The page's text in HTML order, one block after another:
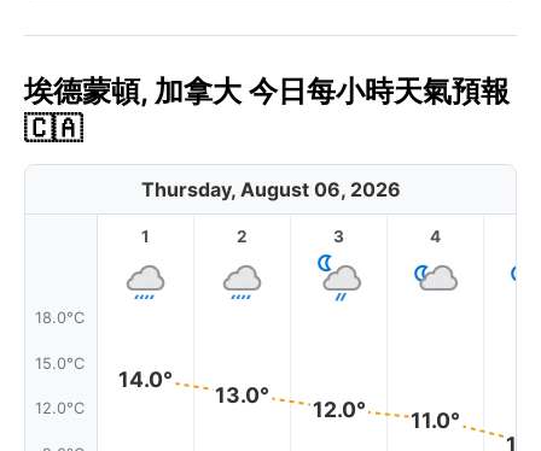
埃德蒙頓, 加拿大 今日每小時天氣預報
🇨🇦
Thursday, August 06, 2026
18.0°C
15.0°C
12.0°C
1
14.0°
2
13.0°
3
12.0°
4
11.0°